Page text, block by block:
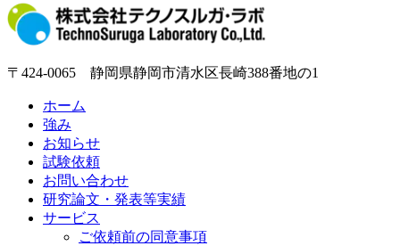
〒424-0065 静岡県静岡市清水区長崎388番地の1
ホーム
強み
お知らせ
試験依頼
お問い合わせ
研究論文・発表等実績
サービス
ご依頼前の同意事項